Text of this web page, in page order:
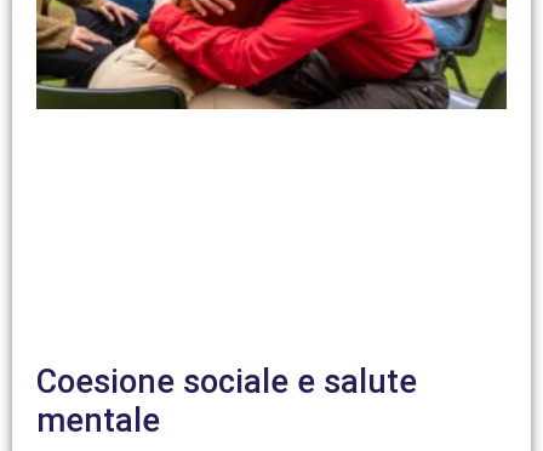
Coesione sociale e salute
mentale